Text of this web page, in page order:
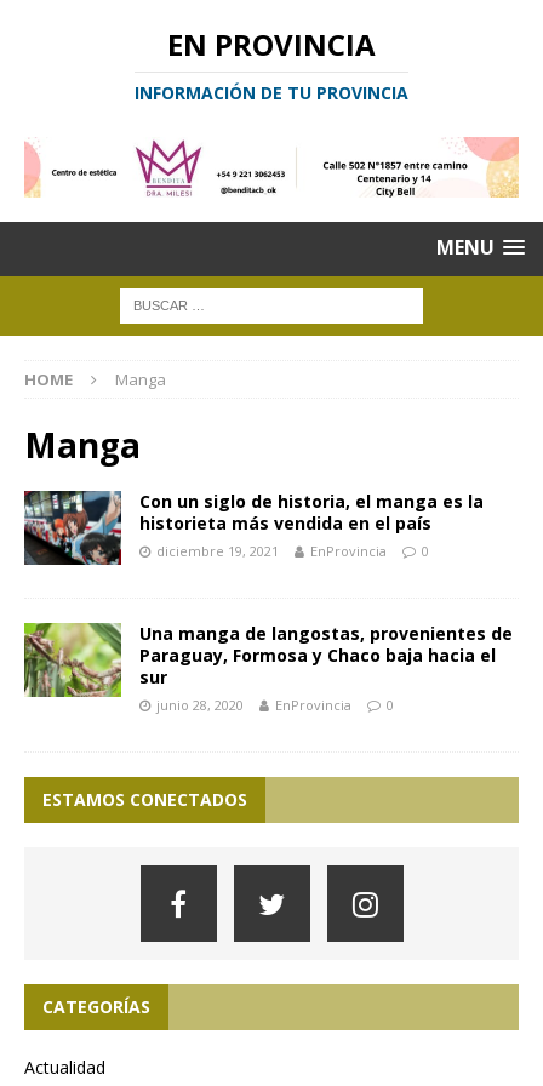
EN PROVINCIA
INFORMACIÓN DE TU PROVINCIA
MENU
HOME Manga
Manga
Con un siglo de historia, el manga es la
historieta más vendida en el país
diciembre 19, 2021 EnProvincia 0
Una manga de langostas, provenientes de
Paraguay, Formosa y Chaco baja hacia el
sur
junio 28, 2020 EnProvincia 0
ESTAMOS CONECTADOS
CATEGORÍAS
Actualidad